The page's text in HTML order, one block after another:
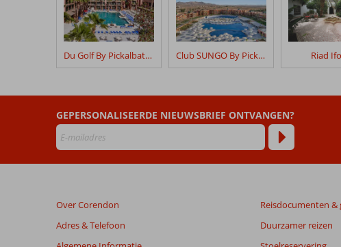
na
hun
verblijf
Kenzi
Beoordelingen
die
ouder
zijn
dan
worden
niet
meer
Du Golf By Pickalbatros Club SUNGO By Pickalbatros Riad
GEPERSONALISEERDE NIEUWSBRIEF ONTVANGEN?
Over Corendon
Adres & Telefoon
Reisdocumenten &
Duurzamer reizen